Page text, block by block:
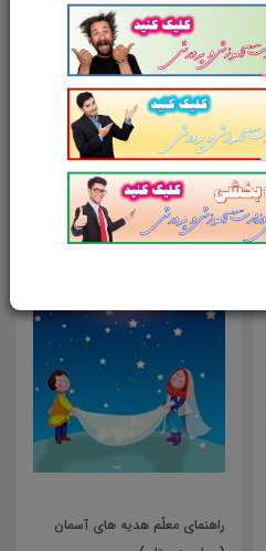
کتاب معلم (راهنمای تدریس)